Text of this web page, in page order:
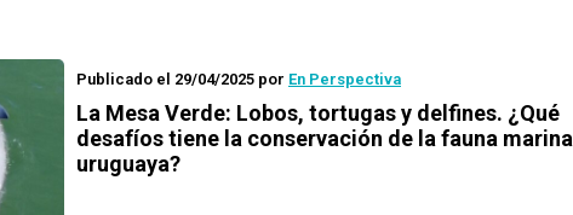
Publicado el 29/04/2025 por En Perspectiva
La Mesa Verde: Lobos, tortugas y delfines. ¿Qué
desafíos tiene la conservación de la fauna marina
uruguaya?